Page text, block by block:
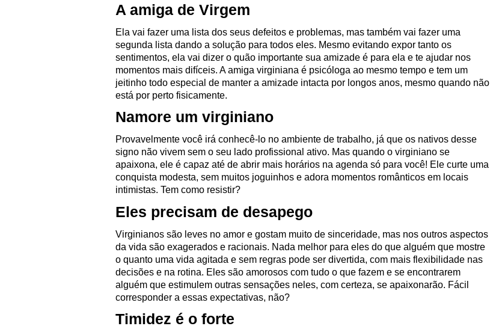
A amiga de Virgem
Ela vai fazer uma lista dos seus defeitos e problemas, mas também vai fazer uma
segunda lista dando a solução para todos eles. Mesmo evitando expor tanto os
sentimentos, ela vai dizer o quão importante sua amizade é para ela e te ajudar nos
momentos mais difíceis. A amiga virginiana é psicóloga ao mesmo tempo e tem um
jeitinho todo especial de manter a amizade intacta por longos anos, mesmo quando não
está por perto fisicamente.
Namore um virginiano
Provavelmente você irá conhecê-lo no ambiente de trabalho, já que os nativos desse
signo não vivem sem o seu lado profissional ativo. Mas quando o virginiano se
apaixona, ele é capaz até de abrir mais horários na agenda só para você! Ele curte uma
conquista modesta, sem muitos joguinhos e adora momentos românticos em locais
intimistas. Tem como resistir?
Eles precisam de desapego
Virginianos são leves no amor e gostam muito de sinceridade, mas nos outros aspectos
da vida são exagerados e racionais. Nada melhor para eles do que alguém que mostre
o quanto uma vida agitada e sem regras pode ser divertida, com mais flexibilidade nas
decisões e na rotina. Eles são amorosos com tudo o que fazem e se encontrarem
alguém que estimulem outras sensações neles, com certeza, se apaixonarão. Fácil
corresponder a essas expectativas, não?
Timidez é o forte